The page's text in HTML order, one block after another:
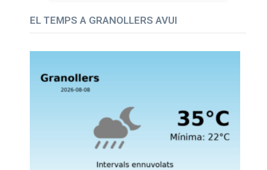
EL TEMPS A GRANOLLERS AVUI